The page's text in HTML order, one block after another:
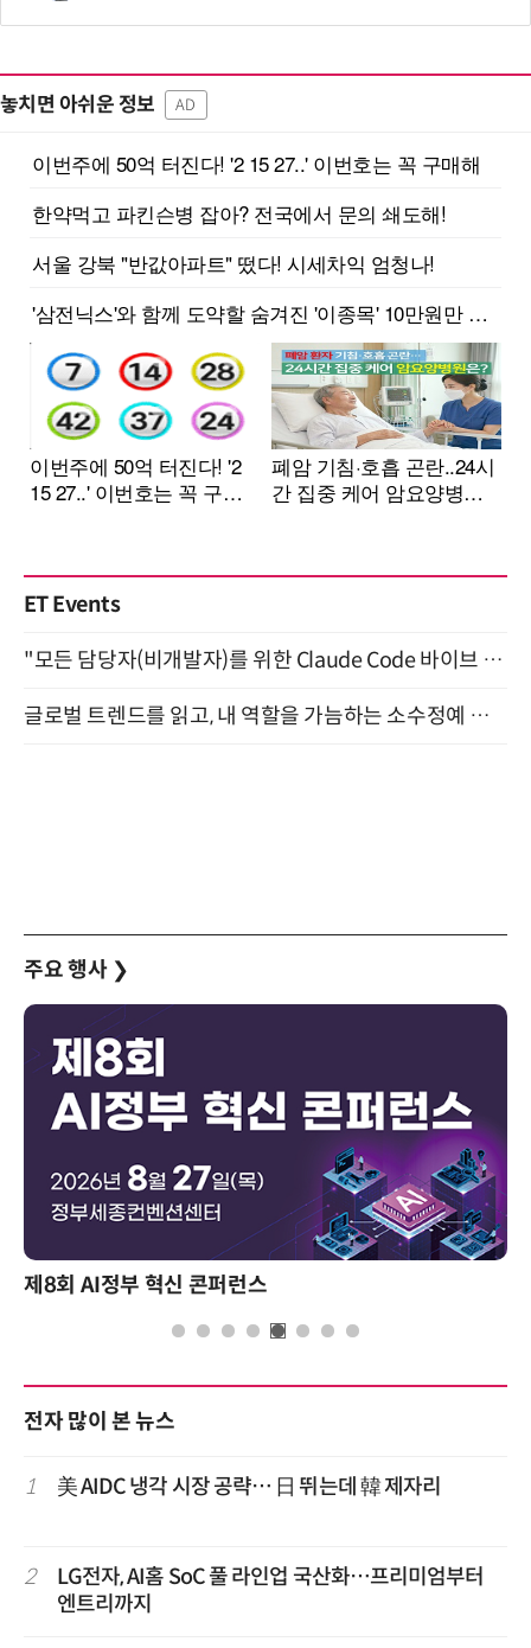
놓치면 아쉬운 정보 AD
ET Events
"모든 담당자(비개발자)를 위한 Claude Code 바이브 코딩 2-day 부트캠프" 9월 16~17일 개최
글로벌 트렌드를 읽고, 내 역할을 가늠하는 소수정예 실습 워크숍 (8/28)
주요 행사 ❯
제8회 AI정부 혁신 콘퍼런스
전자 많이 본 뉴스
1 美 AIDC 냉각 시장 공략… 日 뛰는데 韓 제자리
2
LG전자, AI홈 SoC 풀 라인업 국산화…프리미엄부터
엔트리까지